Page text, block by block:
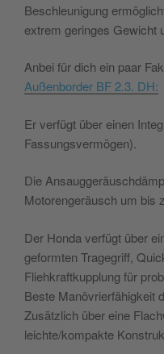
Beschleunigung
extrem geringes Gewicht
Anbei für dich ein paar
Außenborder BF 2.3. DH:
Er verfügt über einen
Fassungsvermögen).
Die
Motorengeräusch um bis
Der Honda verfügt über
geformten Tragegriff,
Fliehkraftkupplung für
Beste Manövrierfähigkeit
Zusätzlich über eine
leichte/kompakte